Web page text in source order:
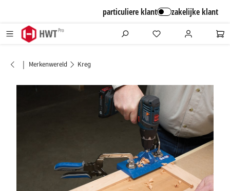
particuliere klant zakelijke klant
| Merkenwereld Kreg